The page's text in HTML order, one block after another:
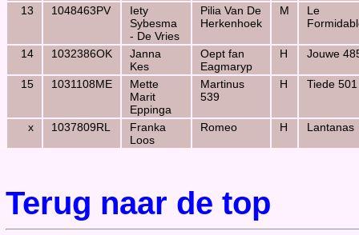
13 1048463PV
Iety
Sybesma
- De Vries
Pilia Van De
Herkenhoek
M
Le
14 1032386OK
Janna
Kes
Oept fan
Eagmaryp
H Jouwe
15 1031108ME
Mette
Marit
Eppinga
Martinus
539
H Tiede 501
x 1037809RL
Franka
Loos
Romeo H Lantanas
Terug naar de top